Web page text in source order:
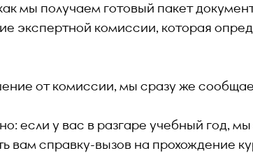
мы получаем готовый пакет
экспертной комиссии, которая
от комиссии, мы сразу же
если у вас в разгаре учебный год,
вам справку-вызов на прохождение